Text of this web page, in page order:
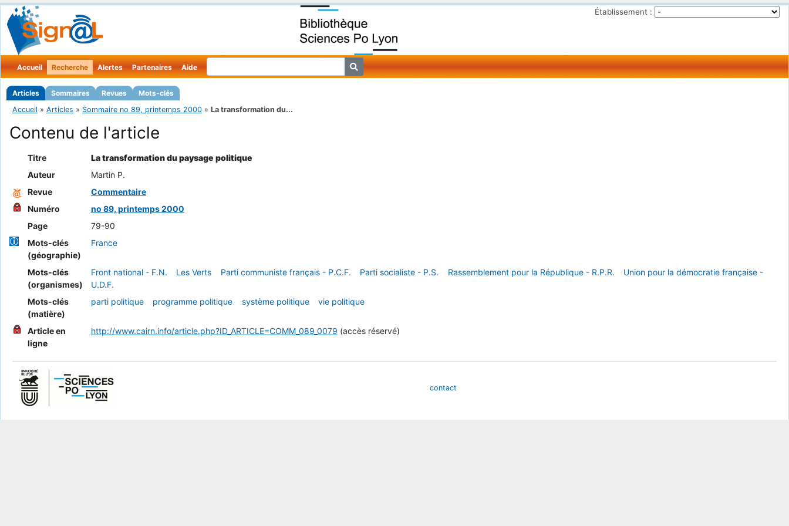
Établissement :
Accueil Recherche
Articles Sommaires Revues Mots-clés
Alertes Partenaires Aide
Accueil » Articles » Sommaire no 89, printemps 2000 » La transformation du...
Contenu de l'article
Titre
La transformation du paysage politique
Auteur
Martin P.
Revue
Commentaire
Numéro
no 89, printemps 2000
Page
79-90
Mots-clés
(géographie)
France
Mots-clés
(organismes)
Front national - F.N. Les Verts Parti communiste français - P.C.F. Parti socialiste - P.S. Rassemblement pour la République - R.P.R.
Union pour la démocratie française -
U.D.F.
Mots-clés
(matière)
parti politique programme politique système politique vie politique
Article en
ligne
http://www.cairn.info/article.php?ID_ARTICLE=COMM_089_0079 (accès réservé)
contact